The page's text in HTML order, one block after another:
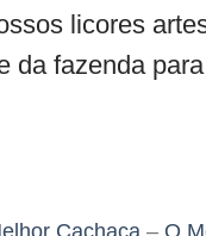
licores
da fazenda